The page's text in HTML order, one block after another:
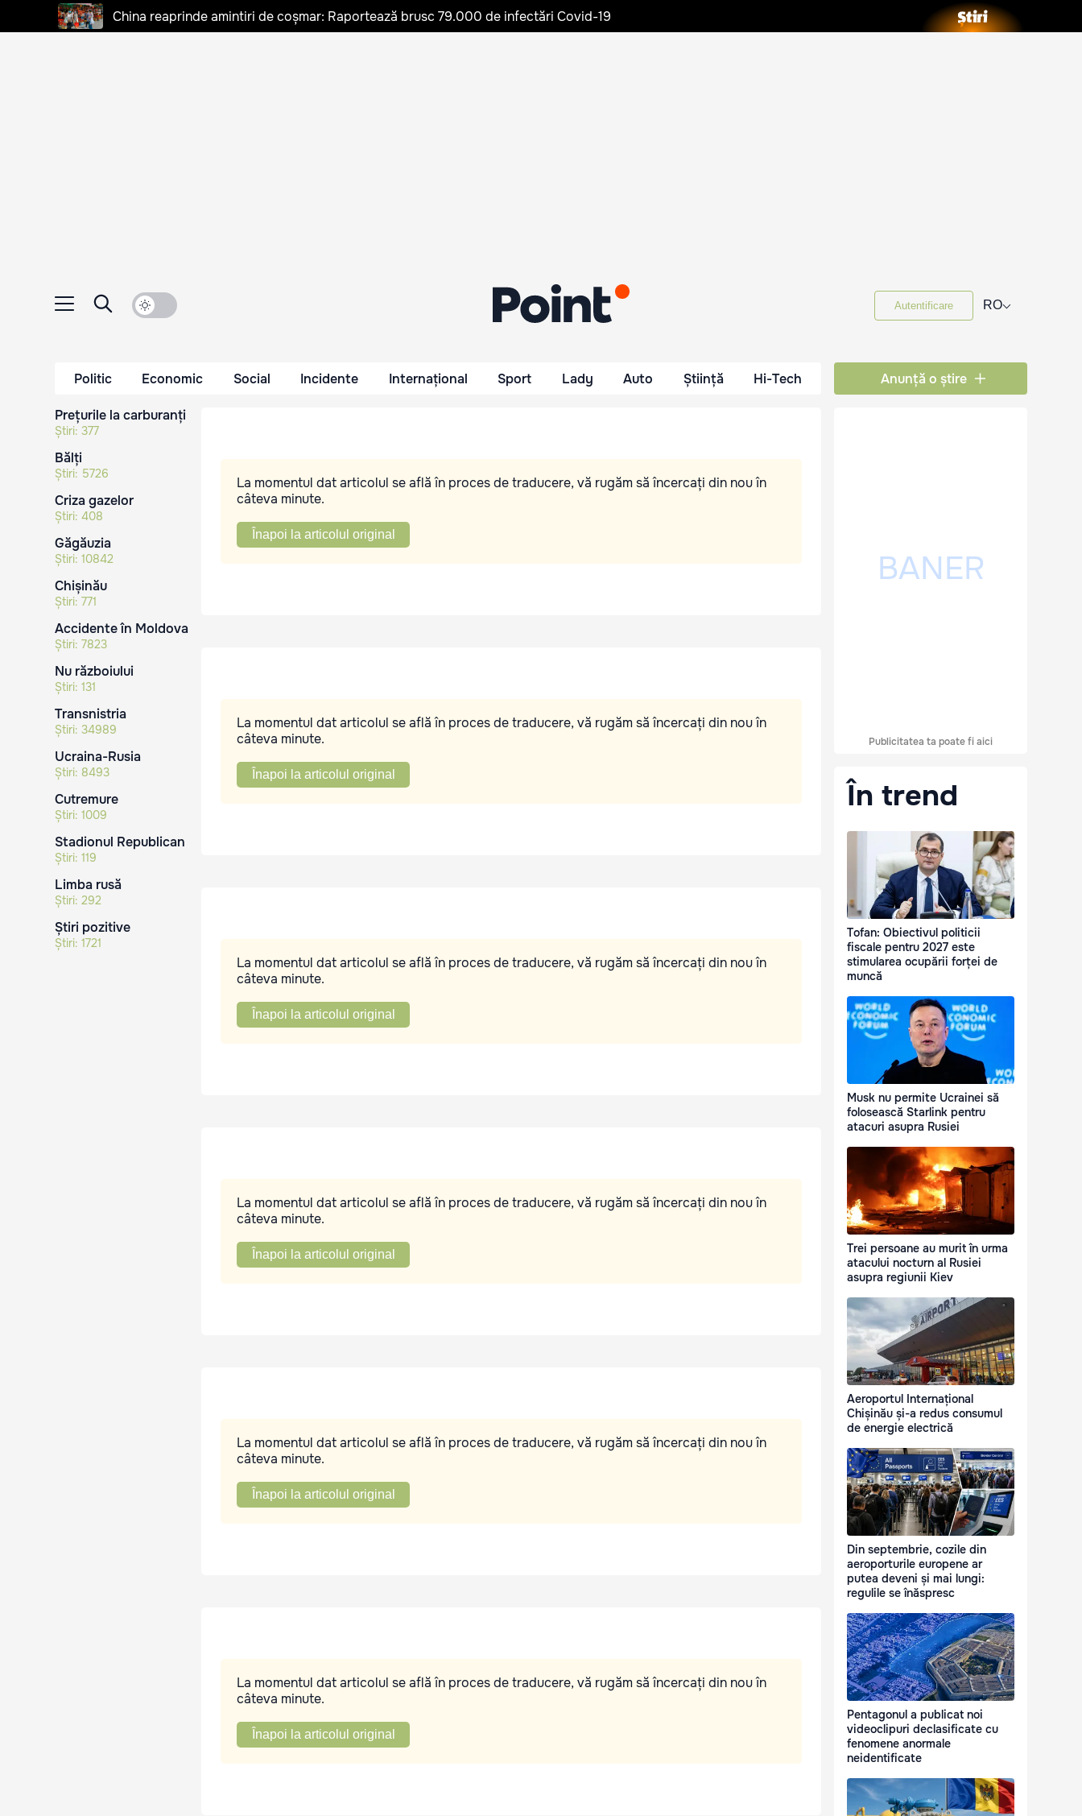
China reaprinde amintiri de coșmar: Raportează brusc 79.000 de infectări Covid-19
Autentificare RO⌵
Politic Economic Social Incidente Internațional Sport Lady Auto Știință Hi-Tech Anunță o știre
Prețurile la carburanți
Știri: 377
Bălți
Știri: 5726
Criza gazelor
Știri: 408
Găgăuzia
Știri: 10842
Chișinău
Știri: 771
Accidente în Moldova
Știri: 7823
Nu războiului
Știri: 131
Transnistria
Știri: 34989
Ucraina-Rusia
Știri: 8493
Cutremure
Știri: 1009
Stadionul Republican
Știri: 119
Limba rusă
Știri: 292
Știri pozitive
Știri: 1721
La momentul dat articolul se află în proces de traducere, vă rugăm să încercați din nou în
câteva minute.
Înapoi la articolul original
La momentul dat articolul se află în proces de traducere, vă rugăm să încercați din nou în
câteva minute.
Înapoi la articolul original
La momentul dat articolul se află în proces de traducere, vă rugăm să încercați din nou în
câteva minute.
Înapoi la articolul original
La momentul dat articolul se află în proces de traducere, vă rugăm să încercați din nou în
câteva minute.
Înapoi la articolul original
La momentul dat articolul se află în proces de traducere, vă rugăm să încercați din nou în
câteva minute.
Înapoi la articolul original
La momentul dat articolul se află în proces de traducere, vă rugăm să încercați din nou în
câteva minute.
Înapoi la articolul original
Publicitatea ta poate fi aici
În trend
Tofan: Obiectivul politicii
fiscale pentru 2027 este
stimularea ocupării forței de
muncă
Musk nu permite Ucrainei să
folosească Starlink pentru
atacuri asupra Rusiei
Trei persoane au murit în urma
atacului nocturn al Rusiei
asupra regiunii Kiev
Aeroportul Internațional
Chișinău și-a redus consumul
de energie electrică
Din septembrie, cozile din
aeroporturile europene ar
putea deveni și mai lungi:
regulile se înăspresc
Pentagonul a publicat noi
videoclipuri declasificate cu
fenomene anormale
neidentificate